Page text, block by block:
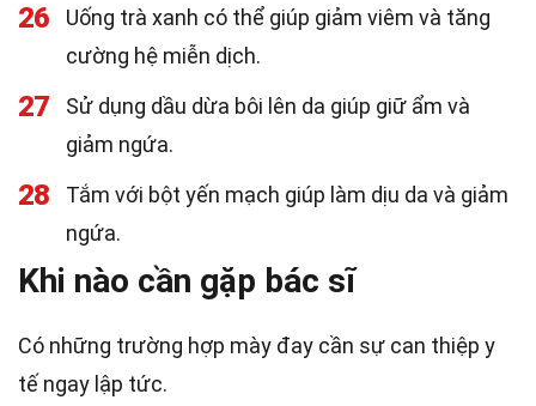
26
Uống trà xanh có thể giúp giảm viêm và tăng
cường hệ miễn dịch.
27
Sử dụng dầu dừa bôi lên da giúp giữ ẩm và
giảm ngứa.
28
Tắm với bột yến mạch giúp làm dịu da và giảm
ngứa.
Khi nào cần gặp bác sĩ
Có những trường hợp mày đay cần sự can thiệp y
tế ngay lập tức.